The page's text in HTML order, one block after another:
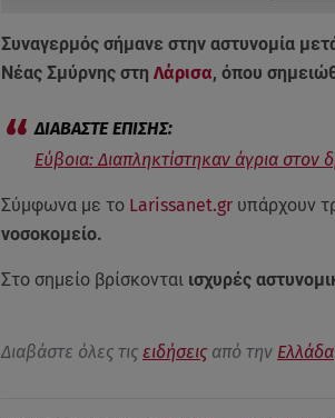
Συναγερμός σήμανε στην αστυνομία
Νέας Σμύρνης στη Λάρισα, όπου
Εύβοια: Διαπληκτίστηκαν άγρια στον
Σύμφωνα με τοLarissanet.gr υπάρχουν
νοσοκομείο.
Στο σημείο βρίσκονται ισχυρές
Διαβάστε όλες τις ειδήσειςαπό την Ελλάδα